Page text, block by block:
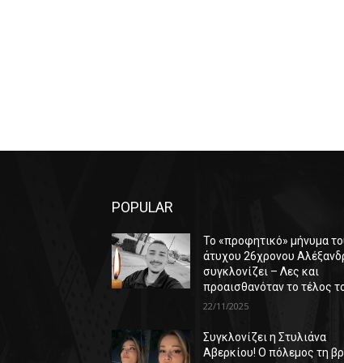
POPULAR
Το «προφητικό» μήνυμα
άτυχου 26χρονου
συγκλονίζει – Λες και
προαισθανόταν το τέλος
22/11/2025
Συγκλονίζει η Στυλιάνα
Αβερκίου! Ο πόλεμος τη